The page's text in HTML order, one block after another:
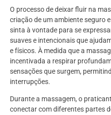
O processo de deixar fluir na
criação de um ambiente seguro
sinta à vontade para se
suaves e intencionais que
e físicos. À medida que a
incentivada a respirar
sensações que surgem,
interrupções.
Durante a massagem, o
conectar com diferentes partes